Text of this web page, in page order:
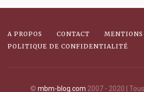
A PROPOS CONTACT
MENTIONS
POLITIQUE DE CONFIDENTIALITÉ
© mbm-blog.com 2007 - 2020 |